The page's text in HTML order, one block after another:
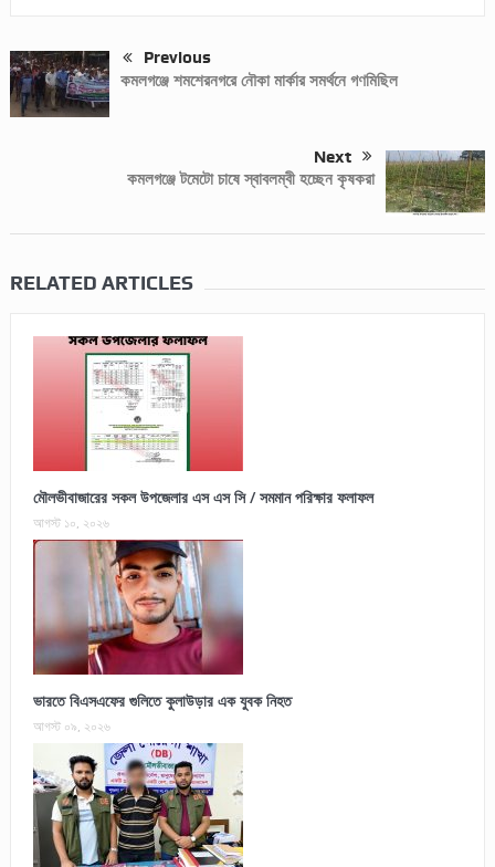
Previous
কমলগঞ্জে শমশেরনগরে নৌকা মার্কার সমর্থনে গণমিছিল
Next
কমলগঞ্জে টমেটো চাষে স্বাবলম্বী হচ্ছেন কৃষকরা
RELATED ARTICLES
মৌলভীবাজারের সকল উপজেলার এস এস সি / সমমান পরিক্ষার ফলাফল
আগস্ট ১০, ২০২৬
ভারতে বিএসএফের গুলিতে কুলাউড়ার এক যুবক নিহত
আগস্ট ০৯, ২০২৬